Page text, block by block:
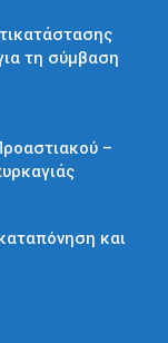
τη σύμβαση
–
και